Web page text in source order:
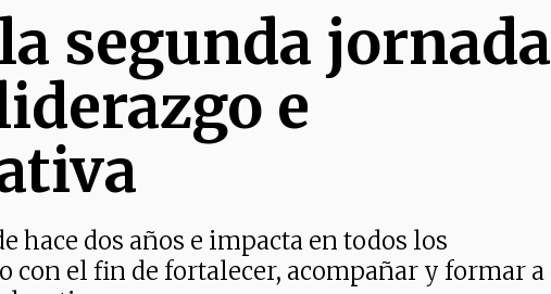
segunda jornada
e
hace dos años e impacta en todos los
el fin de fortalecer, acompañar y formar a